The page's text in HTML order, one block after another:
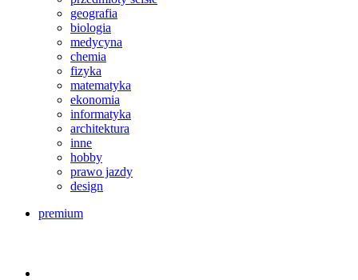
geografia
biologia
medycyna
chemia
fizyka
matematyka
ekonomia
informatyka
architektura
inne
hobby
prawo jazdy
design
premium